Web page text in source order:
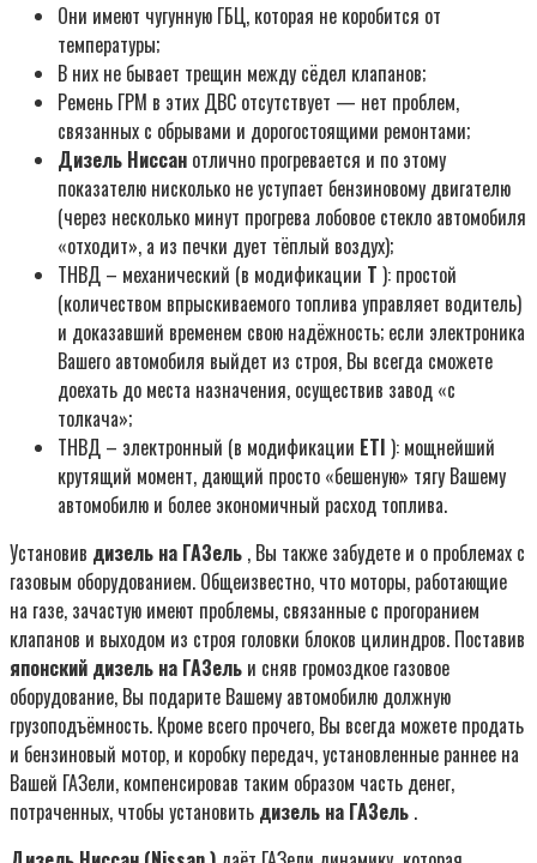
Они имеют чугунную ГБЦ, которая не коробится от
температуры;
В них не бывает трещин между сёдел клапанов;
Ремень ГРМ в этих ДВС отсутствует — нет проблем,
связанных с обрывами и дорогостоящими ремонтами;
Дизель Ниссан отлично прогревается и по этому
показателю нисколько не уступает бензиновому двигателю
(через несколько минут прогрева лобовое стекло автомобиля
«отходит», а из печки дует тёплый воздух);
ТНВД – механический (в модификации T ): простой
(количеством впрыскиваемого топлива управляет водитель)
и доказавший временем свою надёжность; если электроника
Вашего автомобиля выйдет из строя, Вы всегда сможете
доехать до места назначения, осуществив завод «с
толкача»;
ТНВД – электронный (в модификации ETI ): мощнейший
крутящий момент, дающий просто «бешеную» тягу Вашему
автомобилю и более экономичный расход топлива.
Установив дизель на ГАЗель , Вы также забудете и о проблемах с
газовым оборудованием. Общеизвестно, что моторы, работающие
на газе, зачастую имеют проблемы, связанные с прогоранием
клапанов и выходом из строя головки блоков цилиндров. Поставив
японский дизель на ГАЗель и сняв громоздкое газовое
оборудование, Вы подарите Вашему автомобилю должную
грузоподъёмность. Кроме всего прочего, Вы всегда можете продать
и бензиновый мотор, и коробку передач, установленные раннее на
Вашей ГАЗели, компенсировав таким образом часть денег,
потраченных, чтобы установить дизель на ГАЗель .